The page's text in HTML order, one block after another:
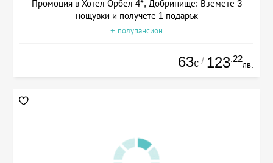
Промоция в Хотел Орбел 4*, Добринище: Вземете 3
нощувки и получете 1 подарък
+ полупансион
63€ / 123.22
лв.